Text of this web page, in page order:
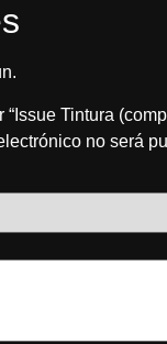
Tintura
no será